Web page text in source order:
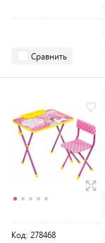
Сравнить
Код: 278468